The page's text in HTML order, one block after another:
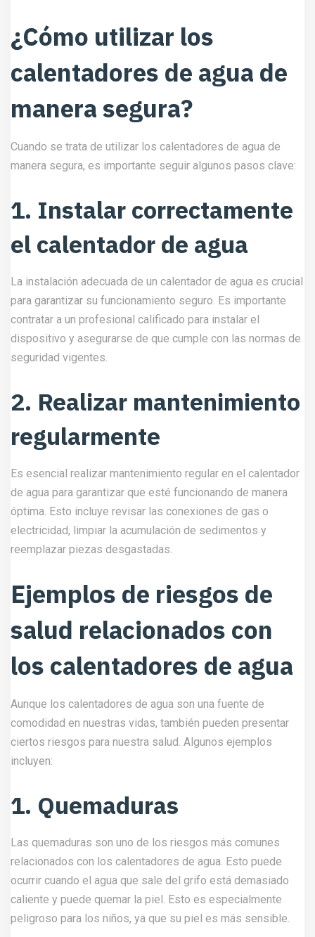
¿Cómo utilizar los
calentadores de agua de
manera segura?
Cuando se trata de utilizar los calentadores de agua de
manera segura, es importante seguir algunos pasos clave:
1. Instalar correctamente
el calentador de agua
La instalación adecuada de un calentador de agua es crucial
para garantizar su funcionamiento seguro. Es importante
contratar a un profesional calificado para instalar el
dispositivo y asegurarse de que cumple con las normas de
seguridad vigentes.
2. Realizar mantenimiento
regularmente
Es esencial realizar mantenimiento regular en el calentador
de agua para garantizar que esté funcionando de manera
óptima. Esto incluye revisar las conexiones de gas o
electricidad, limpiar la acumulación de sedimentos y
reemplazar piezas desgastadas.
Ejemplos de riesgos de
salud relacionados con
los calentadores de agua
Aunque los calentadores de agua son una fuente de
comodidad en nuestras vidas, también pueden presentar
ciertos riesgos para nuestra salud. Algunos ejemplos
incluyen:
1. Quemaduras
Las quemaduras son uno de los riesgos más comunes
relacionados con los calentadores de agua. Esto puede
ocurrir cuando el agua que sale del grifo está demasiado
caliente y puede quemar la piel. Esto es especialmente
peligroso para los niños, ya que su piel es más sensible.